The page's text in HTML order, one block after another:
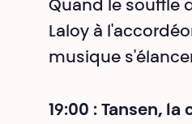
Quand le souffle
Laloy à
musique
19:00 : Tansen,